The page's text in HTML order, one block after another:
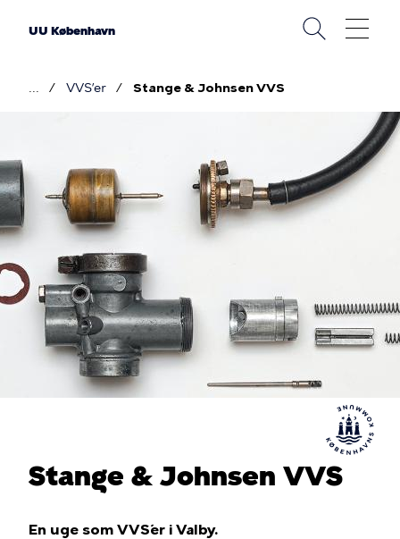
UU København
VVS’er Stange & Johnsen VVS
Stange & Johnsen VVS
En uge som VVS´er i Valby.